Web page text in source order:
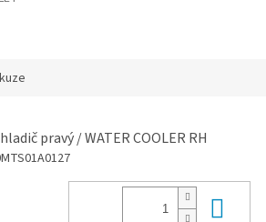
pravý / WATER COOLER RH